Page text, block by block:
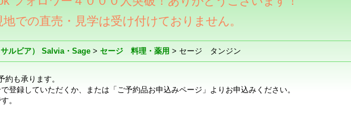
での直売・見学は受け付けておりません。
ルビア） Salvia・Sage > セージ 料理・薬用 > セージ タンジン
約も承ります。
で登録していただくか、または「ご予約品お申込みページ」よりお申込みください。
。